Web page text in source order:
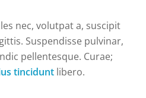
nec, volutpat a, suscipit
Suspendisse pulvinar,
pellentesque. Curae;
tinciduntlibero.